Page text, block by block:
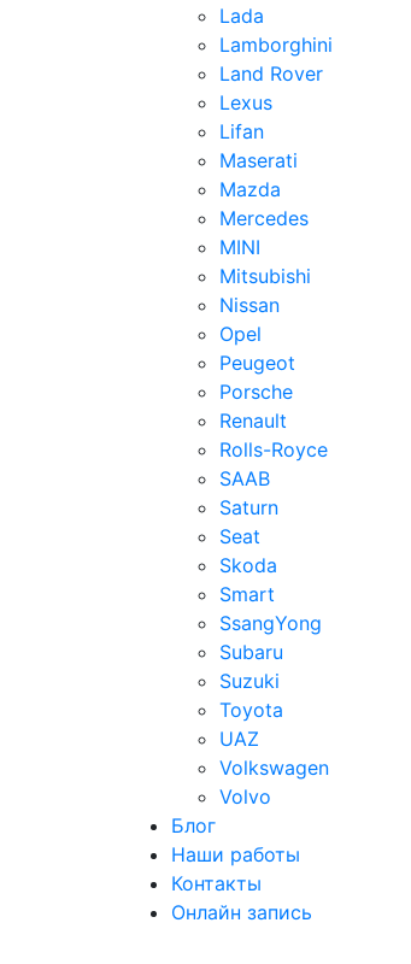
Lada
Lamborghini
Land Rover
Lexus
Lifan
Maserati
Mazda
Mercedes
MINI
Mitsubishi
Nissan
Opel
Peugeot
Porsche
Renault
Rolls-Royce
SAAB
Saturn
Seat
Skoda
Smart
SsangYong
Subaru
Suzuki
Toyota
UAZ
Volkswagen
Volvo
Блог
Наши работы
Контакты
Онлайн запись